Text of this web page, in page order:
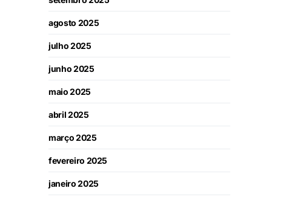
agosto 2025
julho 2025
junho 2025
maio 2025
abril 2025
março 2025
fevereiro 2025
janeiro 2025